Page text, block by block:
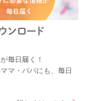
毎日届く！
マ・パパにも、毎日